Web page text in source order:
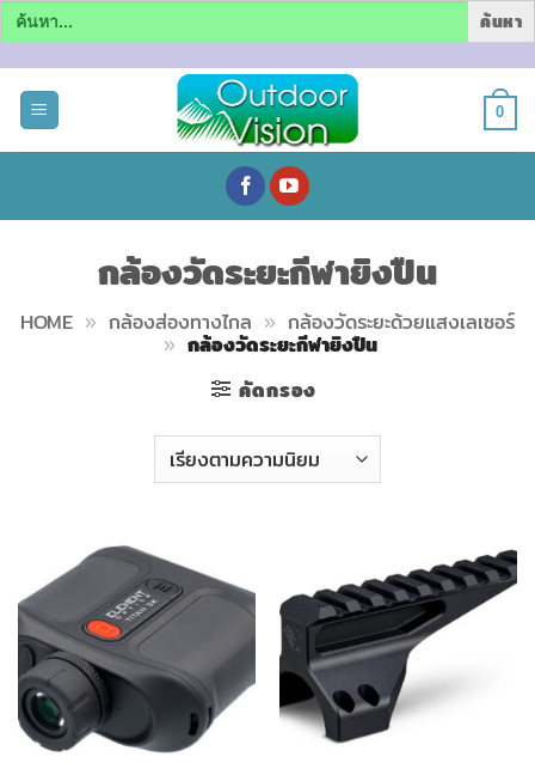
Search
for:
0
กล้องวัดระยะกีฬายิงปืน
HOME » กล้องส่องทางไกล » กล้องวัดระยะด้วยแสงเลเซอร์
» กล้องวัดระยะกีฬายิงปืน
คัดกรอง